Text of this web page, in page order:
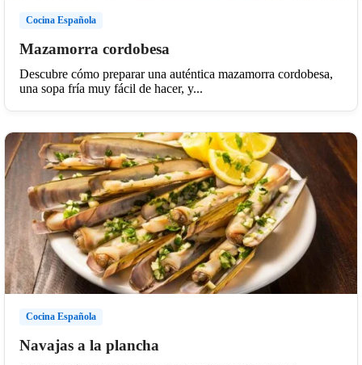
Cocina Española
Mazamorra cordobesa
Descubre cómo preparar una auténtica mazamorra cordobesa,
una sopa fría muy fácil de hacer, y...
Cocina Española
Navajas a la plancha